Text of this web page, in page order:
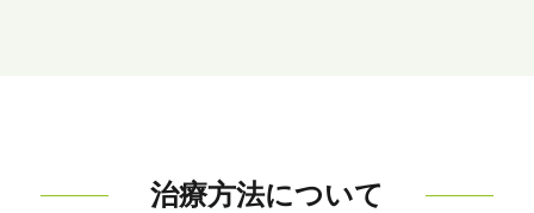
治療方法について